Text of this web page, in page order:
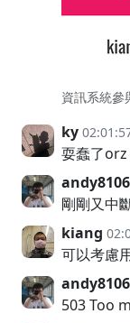
資訊系統參
ky
耍蠢了orz
剛剛又中
kiang
可以考慮
503 Too